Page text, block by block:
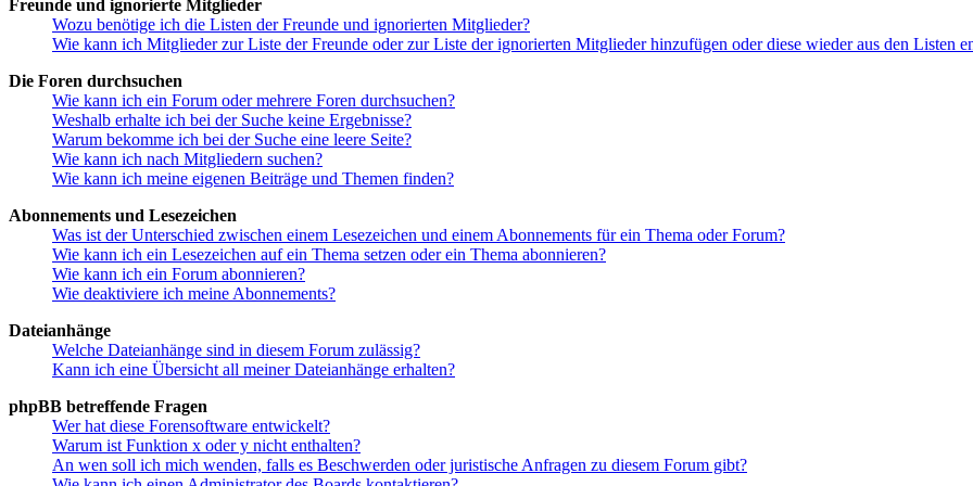
Freunde und ignorierte Mitglieder
Wozu benötige ich die Listen der Freunde und ignorierten Mitglieder?
Wie kann ich Mitglieder zur Liste der Freunde oder zur Liste der ignorierten Mitglieder hinzufügen oder diese wieder aus den Listen
Die Foren durchsuchen
Wie kann ich ein Forum oder mehrere Foren durchsuchen?
Weshalb erhalte ich bei der Suche keine Ergebnisse?
Warum bekomme ich bei der Suche eine leere Seite?
Wie kann ich nach Mitgliedern suchen?
Wie kann ich meine eigenen Beiträge und Themen finden?
Abonnements und Lesezeichen
Was ist der Unterschied zwischen einem Lesezeichen und einem Abonnements für ein Thema oder Forum?
Wie kann ich ein Lesezeichen auf ein Thema setzen oder ein Thema abonnieren?
Wie kann ich ein Forum abonnieren?
Wie deaktiviere ich meine Abonnements?
Dateianhänge
Welche Dateianhänge sind in diesem Forum zulässig?
Kann ich eine Übersicht all meiner Dateianhänge erhalten?
phpBB betreffende Fragen
Wer hat diese Forensoftware entwickelt?
Warum ist Funktion x oder y nicht enthalten?
An wen soll ich mich wenden, falls es Beschwerden oder juristische Anfragen zu diesem Forum gibt?